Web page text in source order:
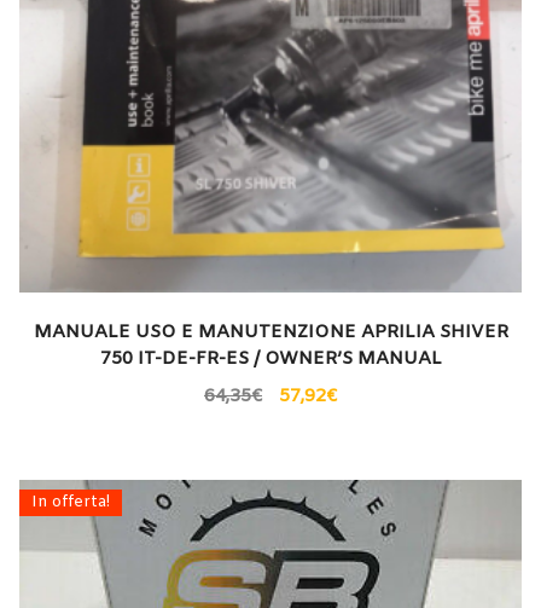
MANUALE USO E MANUTENZIONE APRILIA SHIVER
750 IT-DE-FR-ES / OWNER’S MANUAL
64,35€ 57,92€
In offerta!